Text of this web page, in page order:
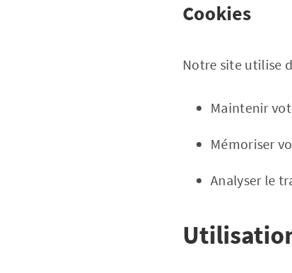
Cookies
Notre site utilise
Maintenir
Mémoriser
Analyser le